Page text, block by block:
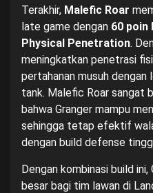
Terakhir, Malefic Roar
late game dengan 60
Physical Penetration.
meningkatkan penetrasi
pertahanan musuh dengan
tank. Malefic Roar sangat
bahwa Granger mampu
sehingga tetap efektif
dengan build defense
Dengan kombinasi build
besar bagi tim lawan di